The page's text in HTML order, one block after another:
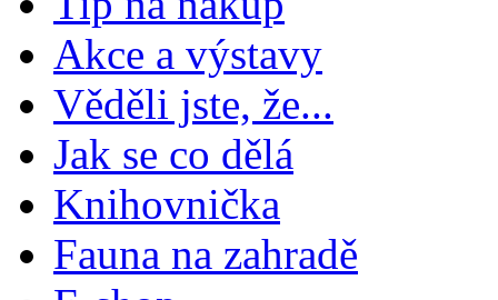
Akce a výstavy
Věděli jste, že...
Jak se co dělá
Knihovnička
Fauna na zahradě